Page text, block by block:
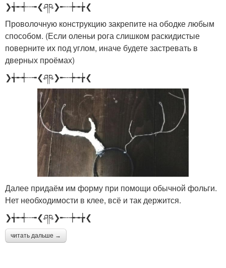
❯╅╾┽┄╼❮ཤཥ❯╾┄┾╼╆❮
Проволочную конструкцию закрепите на ободке любым
способом. (Если оленьи рога слишком раскидистые
поверните их под углом, иначе будете застревать в
дверных проёмах)
❯╅╾┽┄╼❮ཤཥ❯╾┄┾╼╆❮
Далее придаём им форму при помощи обычной фольги.
Нет необходимости в клее, всё и так держится.
❯╅╾┽┄╼❮ཤཥ❯╾┄┾╼╆❮
читать дальше →